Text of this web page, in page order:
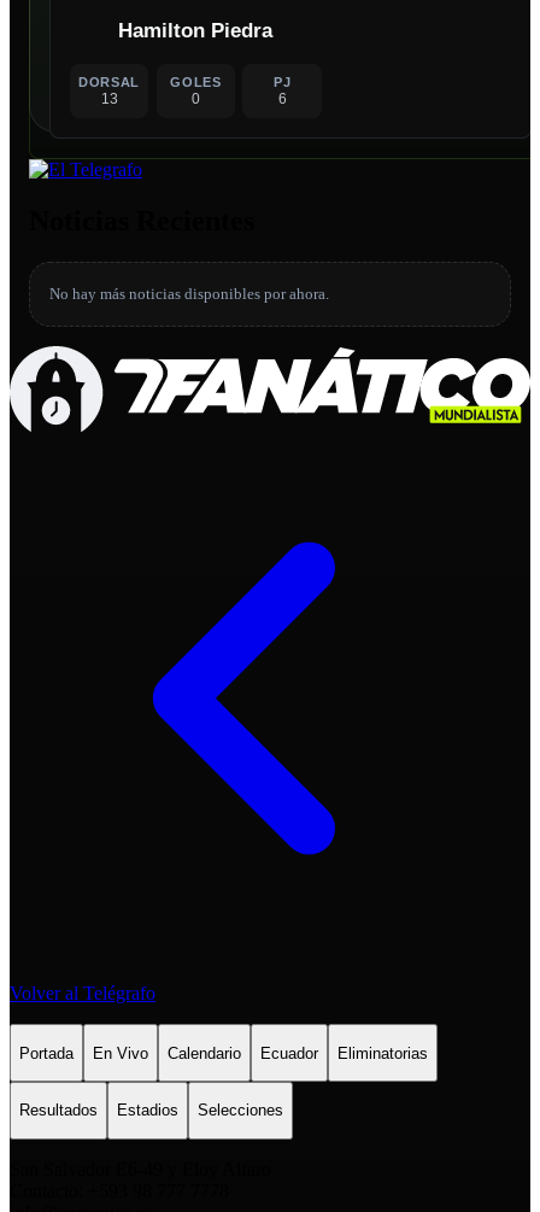
Hamilton Piedra
DORSAL
13
GOLES
0
PJ
6
No hay más noticias disponibles por ahora.
Volver al Telégrafo
Portada En Vivo Calendario Ecuador Eliminatorias
Resultados Estadios Selecciones